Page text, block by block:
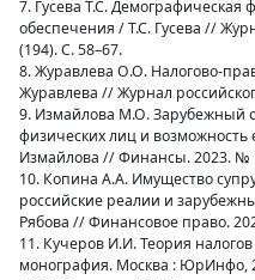
7. Гусева Т.С. Демографическая
обеспечения / Т.С. Гусева //
(194). С. 58–67.
8. Журавлева О.О. Налогово-
Журавлева // Журнал
9. Измайлова М.О. Зарубежный
физических лиц и
Измайлова // Финансы. 2023. №
10. Копина А.А. Имущество
российские реалии и
Рябова // Финансовое право.
11. Кучеров И.И. Теория
монография. Москва : ЮрИнфо,